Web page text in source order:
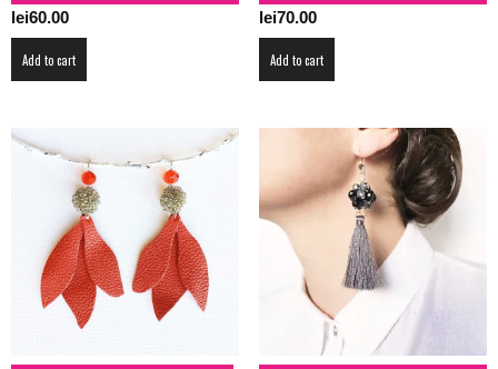
lei60.00
Add to cart
lei70.00
Add to cart